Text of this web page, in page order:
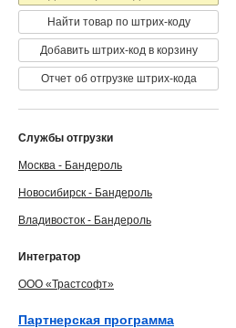
код
Найти товар по штрих-коду
Добавить штрих-код в корзину
Отчет об отгрузке штрих-кода
Службы отгрузки
Москва - Бандероль
Новосибирск - Бандероль
Владивосток - Бандероль
Интегратор
ООО «Трастсофт»
Партнерская программа